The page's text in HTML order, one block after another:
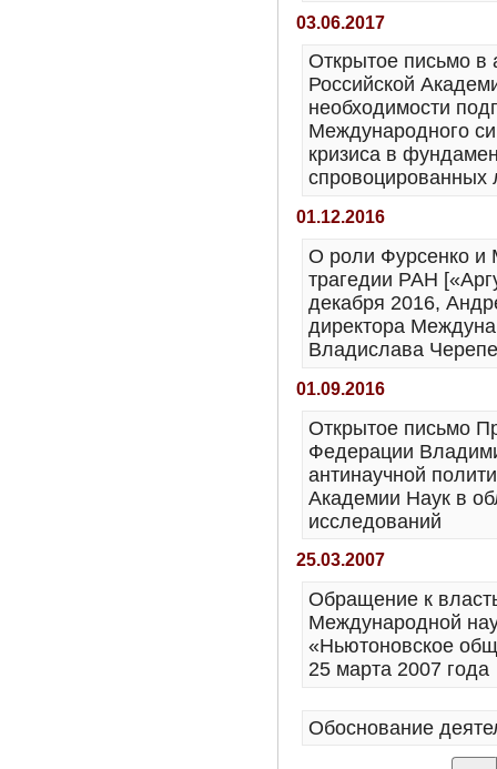
03.06.2017
Открытое письмо в
Российской
необходимости
Международного
кризиса в
01.12.2016
О роли Фурсенко и
трагедии РАН
декабря 2016,
директора
Владислава
01.09.2016
Открытое письмо
Федерации
антинаучной
Академии Наук в
исследований
25.03.2007
Обращение к
Международной
«Ньютоновское
25 марта 2007 года
Обоснование